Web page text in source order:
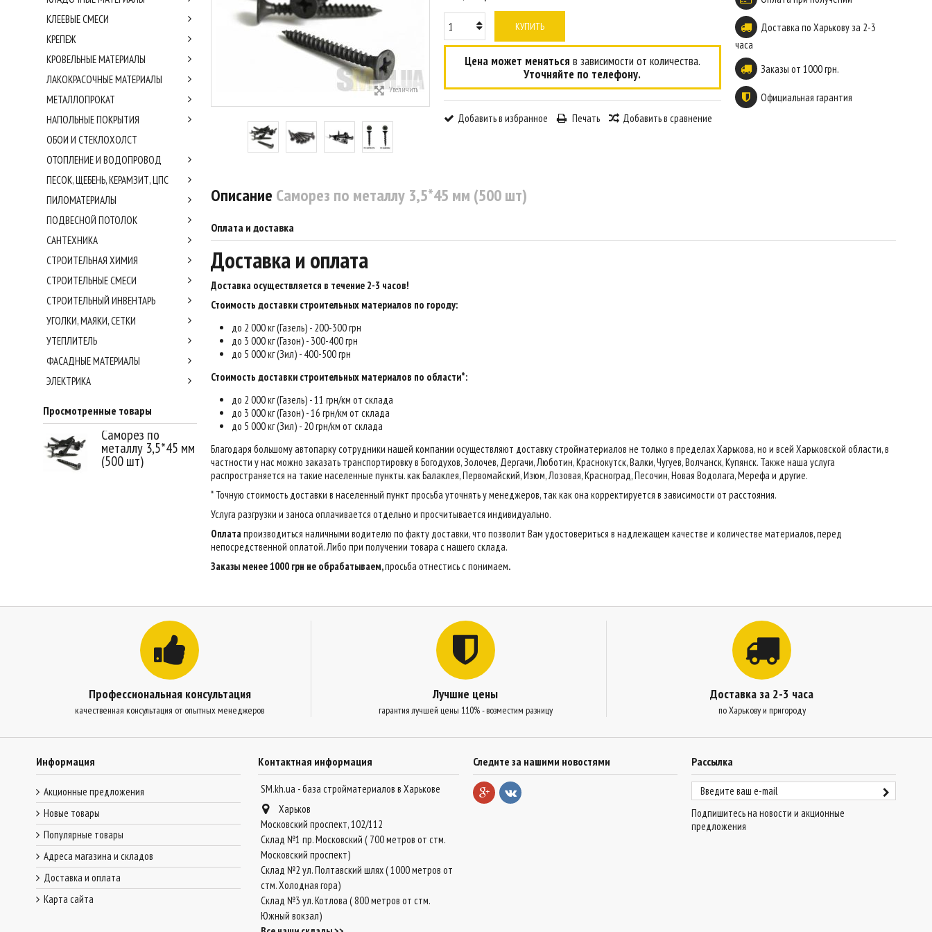
Увеличить
КУПИТЬ
Цена может меняться в зависимости от количества.
Уточняйте по телефону.
Добавить в избранное Печать Добавить в сравнение
Доставка по Харькову за 2-3
часа
Заказы от 1000 грн.
Официальная гарантия
Описание Саморез по металлу 3,5*45 мм (500 шт)
Оплата и доставка
Доставка и оплата
Доставка осуществляется в течение 2-3 часов!
Стоимость доставки строительных материалов по городу:
до 2 000 кг (Газель) - 200-300 грн
до 3 000 кг (Газон) - 300-400 грн
до 5 000 кг (Зил) - 400-500 грн
Стоимость доставки строительных материалов по области*:
до 2 000 кг (Газель) - 11 грн/км от склада
до 3 000 кг (Газон) - 16 грн/км от склада
до 5 000 кг (Зил) - 20 грн/км от склада
Благодаря большому автопарку сотрудники нашей компании осуществляют доставку стройматериалов не только в пределах Харькова, но и всей Харьковской области, в
частности у нас можно заказать транспортировку в Богодухов, Золочев, Дергачи, Люботин, Краснокутск, Валки, Чугуев, Волчанск, Купянск. Также наша услуга
распространяется на такие населенные пункты. как Балаклея, Первомайский, Изюм, Лозовая, Красноград, Песочин, Новая Водолага, Мерефа и другие.
* Точную стоимость доставки в населенный пункт просьба уточнять у менеджеров, так как она корректируется в зависимости от расстояния.
Услуга разгрузки и заноса оплачивается отдельно и просчитывается индивидуально.
Оплатапроизводиться наличными водителю по факту доставки, что позволит Вам удостовериться в надлежащем качестве и количестве материалов, перед
непосредственной оплатой. Либо при получении товара с нашего склада.
Заказы менее 1000 грн не обрабатываем,просьба отнестись с понимаем.
КЛЕЕВЫЕ СМЕСИ
КРЕПЕЖ
КРОВЕЛЬНЫЕ МАТЕРИАЛЫ
ЛАКОКРАСОЧНЫЕ МАТЕРИАЛЫ
МЕТАЛЛОПРОКАТ
НАПОЛЬНЫЕ ПОКРЫТИЯ
ОБОИ И СТЕКЛОХОЛСТ
ОТОПЛЕНИЕ И ВОДОПРОВОД
ПЕСОК, ЩЕБЕНЬ, КЕРАМЗИТ, ЦПС
ПИЛОМАТЕРИАЛЫ
ПОДВЕСНОЙ ПОТОЛОК
САНТЕХНИКА
СТРОИТЕЛЬНАЯ ХИМИЯ
СТРОИТЕЛЬНЫЕ СМЕСИ
СТРОИТЕЛЬНЫЙ ИНВЕНТАРЬ
УГОЛКИ, МАЯКИ, СЕТКИ
УТЕПЛИТЕЛЬ
ФАСАДНЫЕ МАТЕРИАЛЫ
ЭЛЕКТРИКА
Просмотренные товары
Саморез по
металлу 3,5*45 мм
(500 шт)
Профессиональная консультация
качественная консультация от опытных менеджеров
Лучшие цены
гарантия лучшей цены 110% - возместим разницу
Доставка за 2-3 часа
по Харькову и пригороду
Информация
Акционные предложения
Новые товары
Популярные товары
Адреса магазина и складов
Доставка и оплата
Карта сайта
Контактная информация
SM.kh.ua - база стройматериалов в Харькове
Харьков
Московский проспект, 102/112
Склад №1 пр. Московский ( 700 метров от стм.
Московский проспект)
Склад №2 ул. Полтавский шлях ( 1000 метров от
стм. Холодная гора)
Склад №3 ул. Котлова ( 800 метров от стм.
Южный вокзал)
Рассылка
Подпишитесь на новости и акционные
предложения
Следите за нашими новостями